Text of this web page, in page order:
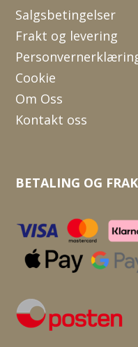
Salgsbetingelser
Frakt og levering
Cookie
Om Oss
Kontakt oss
BETALING OG